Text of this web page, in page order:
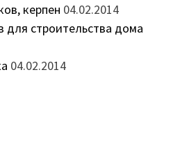
керпен 04.02.2014
для строительства дома
04.02.2014